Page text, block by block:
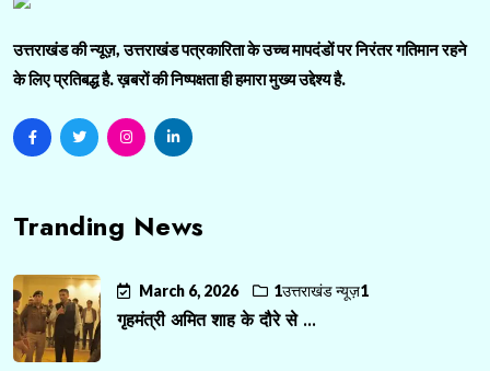
उत्तराखंड की न्यूज़, उत्तराखंड पत्रकारिता के उच्च मापदंडों पर निरंतर गतिमान रहने
के लिए प्रतिबद्ध है. ख़बरों की निष्पक्षता ही हमारा मुख्य उद्देश्य है.
Tranding News
March 6, 2026 1उत्तराखंड न्यूज़1
गृहमंत्री अमित शाह के दौरे से ...